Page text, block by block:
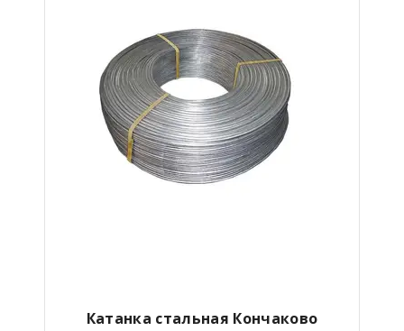
Катанка стальная Кончаково